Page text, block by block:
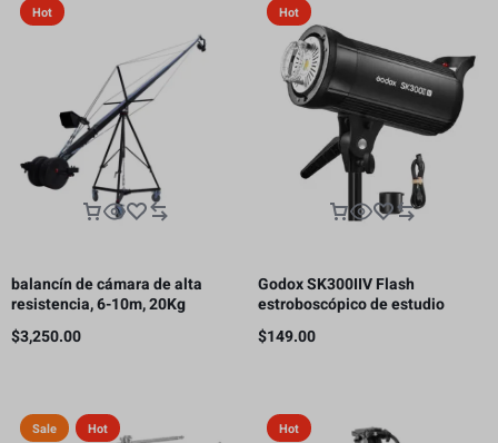
Hot
balancín de cámara de alta
resistencia, 6-10m, 20Kg
$3,250.00
Hot
Godox SK300IIV Flash
estroboscópico de estudio
fotográfico, 300 Ws GN58 5700K
Bowens
$149.00
Sale Hot Hot